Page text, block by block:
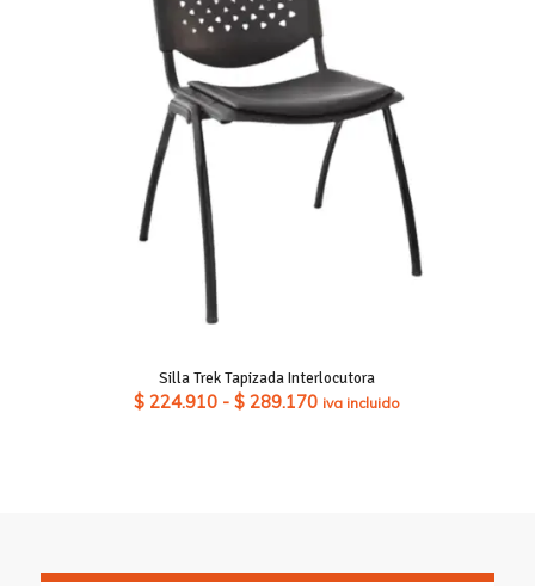
$ 366.520
Silla Trek Tapizada Interlocutora
$ 224.910 - $ 289.170Rango
$ 289.170
iva incluido